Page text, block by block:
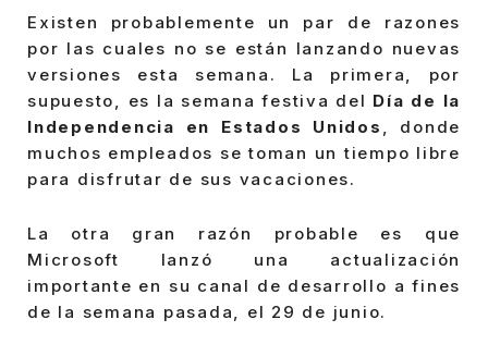
Existen probablemente un par de razones
por las cuales no se están lanzando nuevas
versiones esta semana. La primera, por
supuesto, es la semana festiva del Día de la
Independencia en Estados Unidos , donde
muchos empleados se toman un tiempo libre
para disfrutar de sus vacaciones.
La otra gran razón probable es que
Microsoft lanzó una actualización
importante en su canal de desarrollo a fines
de la semana pasada, el 29 de junio.